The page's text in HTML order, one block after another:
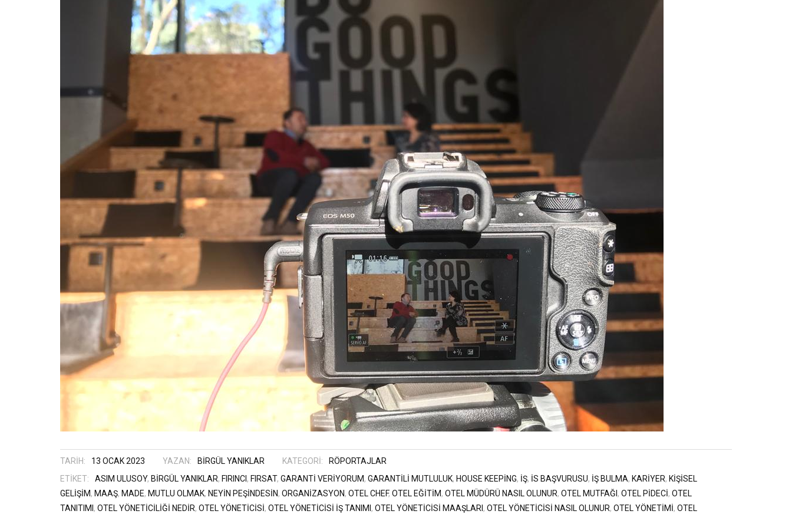
TARIH: 13 OCAK 2023 YAZAN: BIRGÜL YANIKLAR KATEGORI:
RÖPORTAJLAR
ETIKET:
ASIM ULUSOY, BIRGÜL YANIKLAR, FIRINCI , FIRSAT, GARANTI VERIYORUM, GARANTILI MUTLULUK, HOUSE KEEPING, IŞ, IS BAŞVURUSU, IŞ BULMA, KARIYER, KIŞISEL
GELIŞIM, MAAŞ, MADE, MUTLU OLMAK, NEYIN PEŞINDESIN, ORGANIZASYON, OTEL CHEF, OTEL EĞITIM, OTEL MÜDÜRÜ NASIL OLUNUR, OTEL MUTFAĞI , OTEL PIDECI, OTEL
TANITIMI , OTEL YÖNETICILIĞI NEDIR, OTEL YÖNETICISI, OTEL YÖNETICISI IŞ TANIMI , OTEL YÖNETICISI MAAŞLARI , OTEL YÖNETICISI NASIL OLUNUR, OTEL YÖNETIMI, OTEL